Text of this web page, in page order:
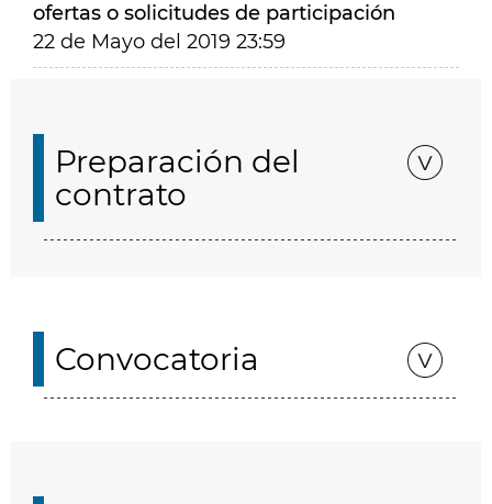
ofertas o solicitudes de participación
22 de Mayo del 2019 23:59
Preparación del
contrato
Convocatoria